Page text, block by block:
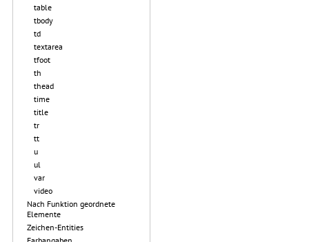
table
tbody
td
textarea
tfoot
th
thead
time
title
tr
tt
u
ul
var
video
Nach Funktion geordnete
Elemente
Zeichen-Entities